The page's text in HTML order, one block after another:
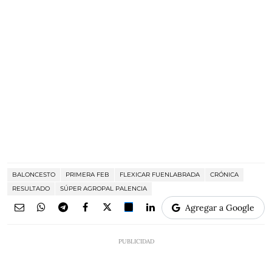
BALONCESTO PRIMERA FEB FLEXICAR FUENLABRADA
CRÓNICA
RESULTADO
SÚPER AGROPAL PALENCIA
Agregar a Google